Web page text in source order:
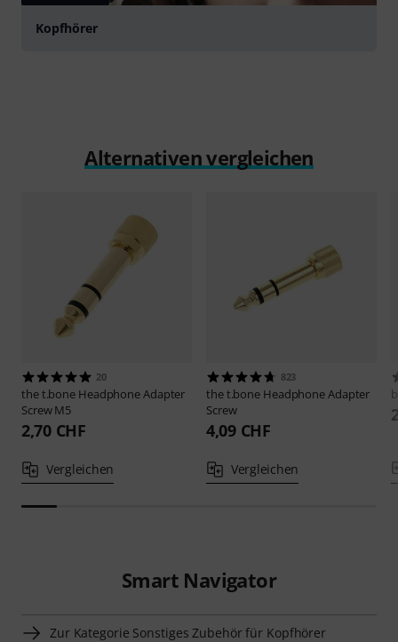
Kopfhörer
Alternativen vergleichen
20
the t.bone Headphone Adapter
Screw M5
2,70 CHF
Vergleichen
823
the t.bone Headphone Adapter
Screw
4,09 CHF
Vergleichen
Smart Navigator
Zur Kategorie Sonstiges Zubehör für Kopfhörer